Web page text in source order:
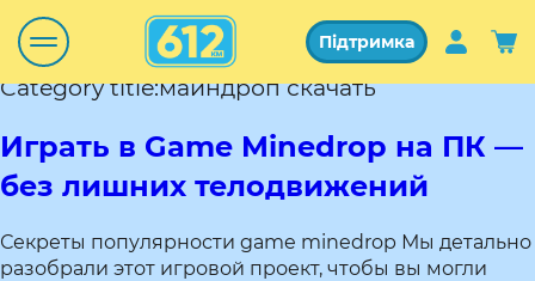
Підтримка
Category title:майндроп скачать
Играть в Game Minedrop на ПК —
без лишних телодвижений
Секреты популярности game minedrop Мы детально
разобрали этот игровой проект, чтобы вы могли